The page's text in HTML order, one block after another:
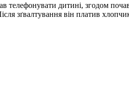
дитині, згодом
зґвалтування він платив